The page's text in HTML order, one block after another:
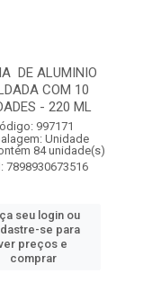
DE ALUMINIO
COM 10
- 220 ML
997171
Unidade
84 unidade(s)
7898930673516
seu login ou
se para
preços e
comprar